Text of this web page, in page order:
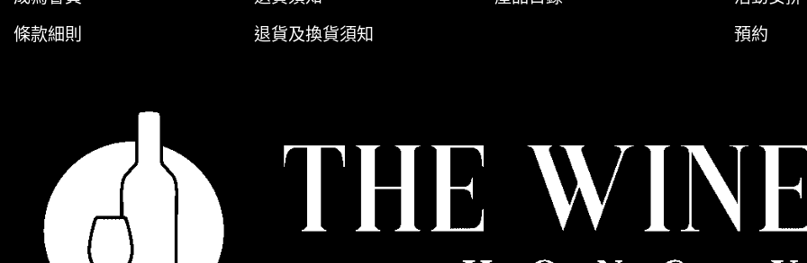
條款細則
退貨及換貨須知
預約